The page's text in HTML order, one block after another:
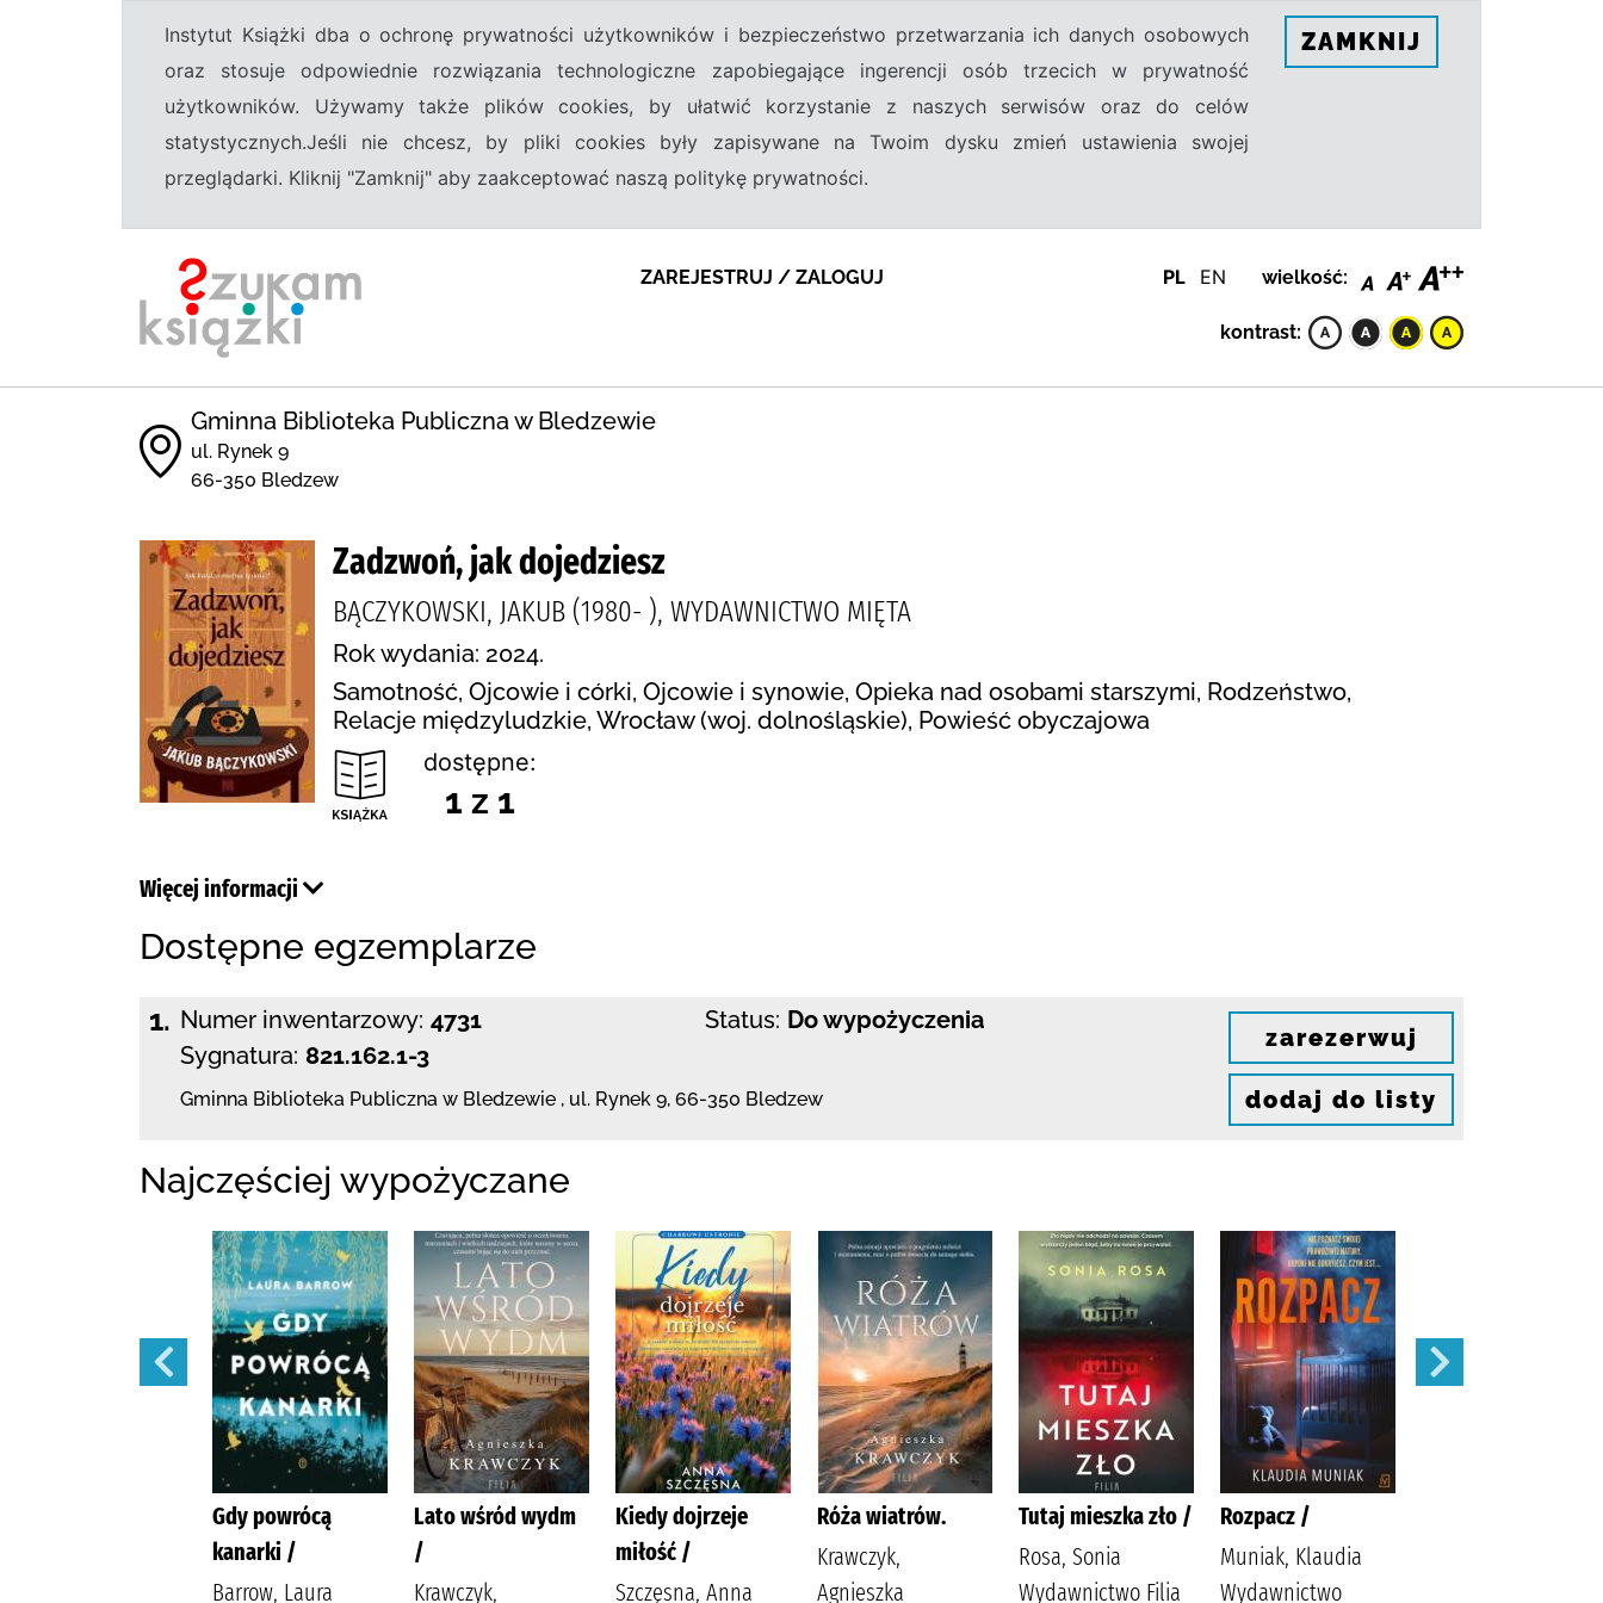
Instytut Książki dba o ochronę prywatności użytkowników i bezpieczeństwo przetwarzania ich danych osobowych
oraz stosuje odpowiednie rozwiązania technologiczne zapobiegające ingerencji osób trzecich w prywatność
użytkowników. Używamy także plików cookies, by ułatwić korzystanie z naszych serwisów oraz do celów
statystycznych.Jeśli nie chcesz, by pliki cookies były zapisywane na Twoim dysku zmień ustawienia swojej
przeglądarki. Kliknij "Zamknij" aby zaakceptować naszą politykę prywatności.
ZAMKNIJ
ZAREJESTRUJ / ZALOGUJ PL EN wielkość:
kontrast:
Gminna Biblioteka Publiczna w Bledzewie
ul. Rynek 9
66-350 Bledzew
Zadzwoń, jak dojedziesz
BĄCZYKOWSKI, JAKUB (1980- ), WYDAWNICTWO MIĘTA
Rok wydania: 2024.
Samotność, Ojcowie i córki, Ojcowie i synowie, Opieka nad osobami starszymi, Rodzeństwo,
Relacje międzyludzkie, Wrocław (woj. dolnośląskie), Powieść obyczajowa
dostępne:
1 z 1
Więcej informacji
Dostępne egzemplarze
1. Numer inwentarzowy: 4731
Sygnatura: 821.162.1-3
Status: Do wypożyczenia
Gminna Biblioteka Publiczna w Bledzewie , ul. Rynek 9, 66-350 Bledzew
zarezerwuj
dodaj do listy
Najczęściej wypożyczane
Gdy powrócą
kanarki /
Barrow, Laura
Lato wśród wydm
/
Krawczyk,
Kiedy dojrzeje
miłość /
Szczęsna, Anna
Róża wiatrów.
Krawczyk,
Agnieszka
Tutaj mieszka zło /
Rosa, Sonia
Wydawnictwo Filia
Rozpacz /
Muniak, Klaudia
Wydawnictwo